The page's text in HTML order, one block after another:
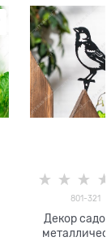
801-321
Декор